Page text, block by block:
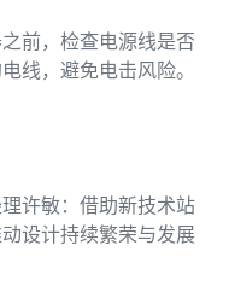
前，检查电源线是否
线，避免电击风险。
许敏：借助新技术站
设计持续繁荣与发展